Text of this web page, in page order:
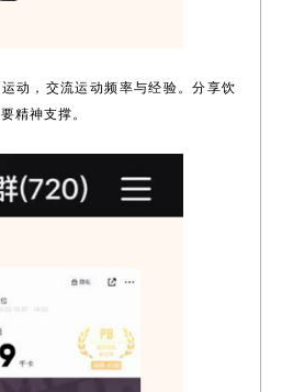
动，交流运动频率与经验。分享饮
精神支撑。